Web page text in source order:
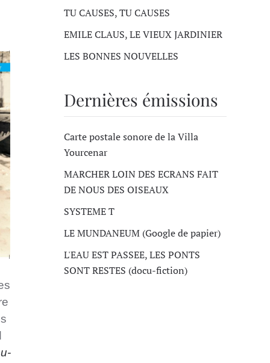
TU CAUSES, TU CAUSES
EMILE CLAUS, LE VIEUX JARDINIER
LES BONNES NOUVELLES
Dernières émissions
Carte postale sonore de la Villa
Yourcenar
MARCHER LOIN DES ECRANS FAIT
DE NOUS DES OISEAUX
SYSTEME T
LE MUNDANEUM (Google de papier)
L'EAU EST PASSEE, LES PONTS
SONT RESTES (docu-fiction)